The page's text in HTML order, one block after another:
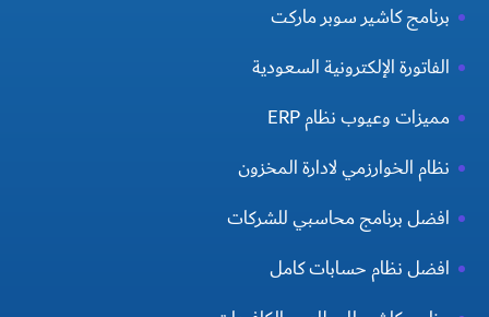
برنامج كاشير سوبر ماركت
الفاتورة الإلكترونية السعودية
مميزات وعيوب نظام ERP
نظام الخوارزمي لادارة المخزون
افضل برنامج محاسبي للشركات
افضل نظام حسابات كامل